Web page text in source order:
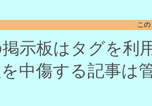
こ
示板はタグを利
中傷する記事は